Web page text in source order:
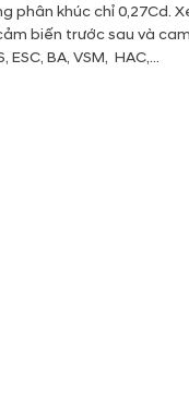
khúc chỉ 0,27Cd.
biến trước sau và
BA, VSM, HAC,...